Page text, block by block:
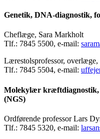
Genetik, DNA-diagnostik,
Cheflæge, Sara Markholt
Tlf.: 7845 5500, e-mail:
Lærestolsprofessor,
Tlf.: 7845 5504, e-mail:
Molekylær kræftdiagnostik,
(NGS)
Ordførende professor Lars
Tlf.: 7845 5320, e-mail: